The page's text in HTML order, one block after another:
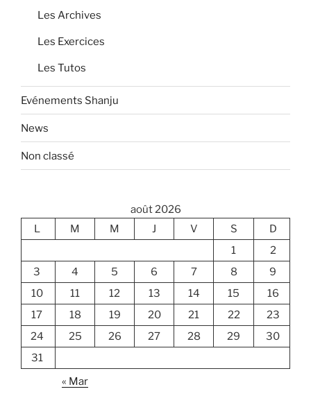
Les Archives
Les Exercices
Les Tutos
Evénements Shanju
News
Non classé
août 2026
L
M M J V S
D
1
2
3
4 5 6 7 8
9
10
11 12 13 14 15
16
17
18 19 20 21 22
23
24
25 26 27 28 29
30
31
« Mar